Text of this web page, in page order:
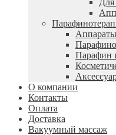
Для
Аппараты
Парафин
О компании
Контакты
Оплата
Доставка
Вакуумный массаж